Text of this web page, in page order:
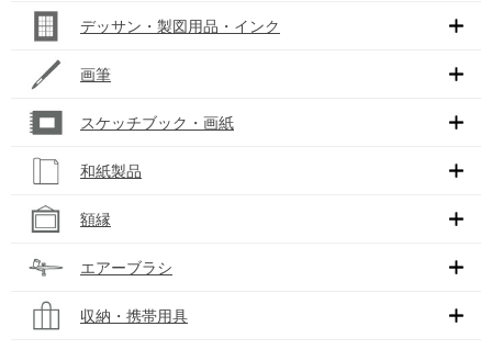
デッサン・製図用品・インク
画筆
スケッチブック・画紙
和紙製品
額縁
エアーブラシ
収納・携帯用具